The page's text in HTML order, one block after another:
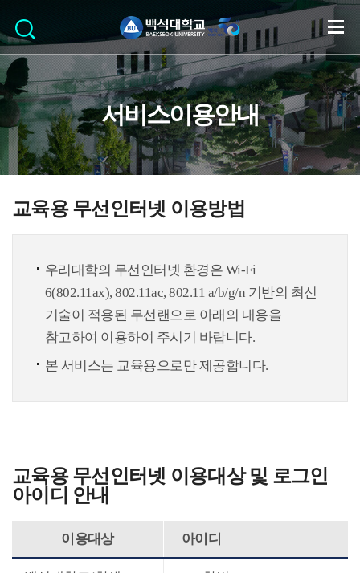
서비스이용안내
교육용 무선인터넷 이용방법
우리대학의 무선인터넷 환경은 Wi-Fi
6(802.11ax), 802.11ac, 802.11 a/b/g/n 기반의 최신
기술이 적용된 무선랜으로 아래의 내용을
참고하여 이용하여 주시기 바랍니다.
본 서비스는 교육용으로만 제공합니다.
교육용 무선인터넷 이용대상 및 로그인
아이디 안내
이용대상 아이디